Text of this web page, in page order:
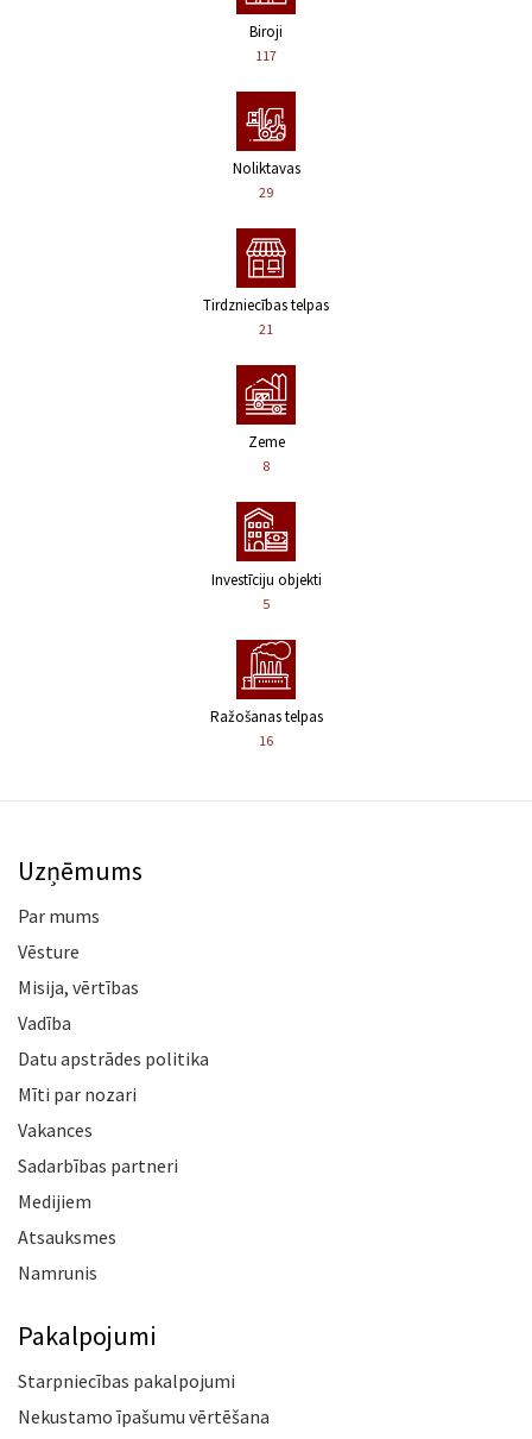
Biroji
117
Noliktavas
29
Tirdzniecības telpas
21
Zeme
8
Investīciju objekti
5
Ražošanas telpas
16
Uzņēmums
Par mums
Vēsture
Misija, vērtības
Vadība
Datu apstrādes politika
Mīti par nozari
Vakances
Sadarbības partneri
Medijiem
Atsauksmes
Namrunis
Pakalpojumi
Starpniecības pakalpojumi
Nekustamo īpašumu vērtēšana